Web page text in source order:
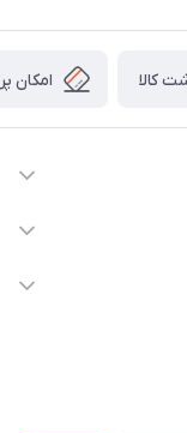
کالا امکان